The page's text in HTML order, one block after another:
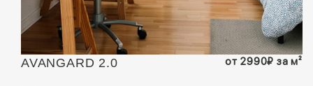
AVANGARD 2.0 от 2990₽ за м²